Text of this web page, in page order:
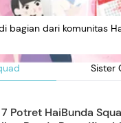
Sister
bagian dari komunitas
7 Potret HaiBunda